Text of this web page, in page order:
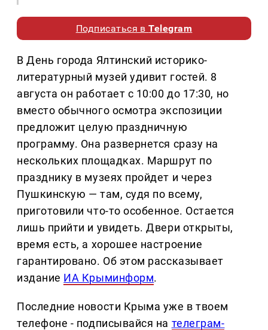
Подписаться вTelegram
В День города Ялтинский историко-
литературный музей удивит гостей. 8
августа он работает с 10:00 до 17:30, но
вместо обычного осмотра экспозиции
предложит целую праздничную
программу. Она развернется сразу на
нескольких площадках. Маршрут по
празднику в музеях пройдет и через
Пушкинскую — там, судя по всему,
приготовили что-то особенное. Остается
лишь прийти и увидеть. Двери открыты,
время есть, а хорошее настроение
гарантировано. Об этом рассказывает
издание ИА Крыминформ.
Последние новости Крыма уже в твоем
телефоне - подписывайся на телеграм-